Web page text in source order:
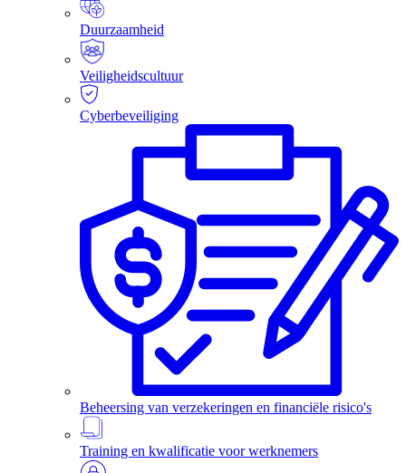
Duurzaamheid
Veiligheidscultuur
Cyberbeveiliging
Beheersing van verzekeringen en financiële risico's
Training en kwalificatie voor werknemers